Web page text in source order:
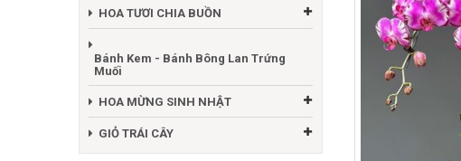
HOA TƯƠI CHIA BUỒN
Bánh Kem - Bánh Bông Lan Trứng
Muối
HOA MỪNG SINH NHẬT
GIỎ TRÁI CÂY